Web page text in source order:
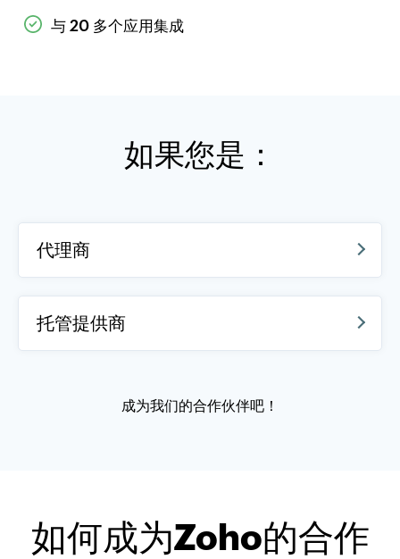
与 20 多个应用集成
如果您是：
代理商
托管提供商
成为我们的合作伙伴吧！
如何成为Zoho的合作